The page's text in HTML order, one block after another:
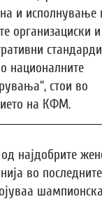
и исполнување
организациски и
националните
стои во
на КФМ.
најдобрите
во